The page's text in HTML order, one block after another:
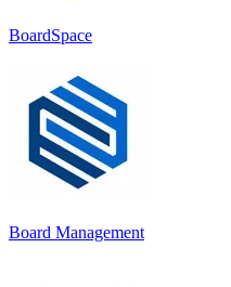
BoardSpace
Board Management